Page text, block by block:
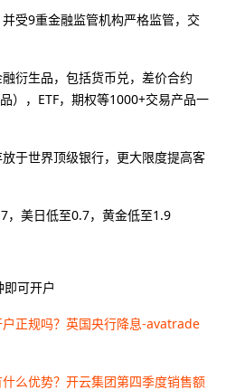
受9重金融监管机构严格监管，交
衍生品，包括货币兑，差价合约
），ETF，期权等1000+交易产品一
于世界顶级银行，更大限度提高客
，美日低至0.7，黄金低至1.9
可开户
正规吗？英国央行降息-avatrade
么优势？开云集团第四季度销售额